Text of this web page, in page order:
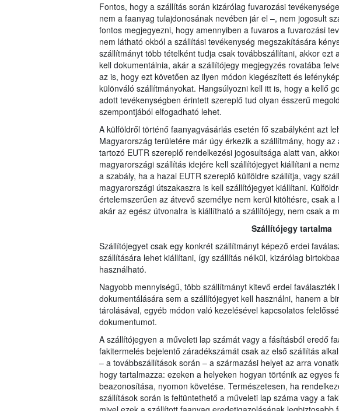
Fontos, hogy a szállítás során kizárólag fuvarozási
nem a faanyag tulajdonosának nevében jár el –, nem jogosult
fontos megjegyezni, hogy amennyiben a fuvaros a fuvarozási
nem látható okból a szállítási tevékenység megszakítására
szállítmányt több tételként tudja csak továbbszállítani, akkor ezt
kell dokumentálnia, akár a szállítójegy megjegyzés rovatába
az is, hogy ezt követően az ilyen módon kiegészített és
különváló szállítmányokat. Hangsúlyozni kell itt is, hogy a kellő
adott tevékenységben érintett szereplő tud olyan ésszerű
szempontjából elfogadható lehet.
A külföldről történő faanyagvásárlás esetén fő szabályként azt
Magyarország területére már úgy érkezik a szállítmány, hogy
tartozó EUTR szereplő rendelkezési jogosultsága alatt van,
magyarországi szállítás idejére kell szállítójegyet kiállítani a
a szabály, ha a hazai EUTR szereplő külföldre szállítja, vagy
magyarországi útszakaszra is kell szállítójegyet kiállítani.
értelemszerűen az átvevő személye nem kerül kitöltésre, csak
akár az egész útvonalra is kiállítható a szállítójegy, nem csak a
Szállítójegy tartalma
Szállítójegyet csak egy konkrét szállítmányt képező erdei
szállítására lehet kiállítani, így szállítás nélkül, kizárólag
használható.
Nagyobb mennyiségű, több szállítmányt kitevő erdei
dokumentálására sem a szállítójegyet kell használni, hanem a
tárolásával, egyéb módon való kezelésével kapcsolatos
dokumentumot.
A szállítójegyen a műveleti lap számát vagy a fásításból eredő
fakitermelés bejelentő záradékszámát csak az első szállítás
– a továbbszállítások során – a származási helyet az arra
hogy tartalmazza: ezeken a helyeken hogyan történik az egyes
beazonosítása, nyomon követése. Természetesen, ha
szállítások során is feltüntethető a műveleti lap száma vagy a